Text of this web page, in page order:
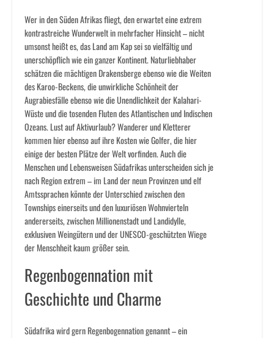
Wer in den Süden Afrikas fliegt, den erwartet eine extrem
kontrastreiche Wunderwelt in mehrfacher Hinsicht – nicht
umsonst heißt es, das Land am Kap sei so vielfältig und
unerschöpflich wie ein ganzer Kontinent. Naturliebhaber
schätzen die mächtigen Drakensberge ebenso wie die Weiten
des Karoo-Beckens, die unwirkliche Schönheit der
Augrabiesfälle ebenso wie die Unendlichkeit der Kalahari-
Wüste und die tosenden Fluten des Atlantischen und Indischen
Ozeans. Lust auf Aktivurlaub? Wanderer und Kletterer
kommen hier ebenso auf ihre Kosten wie Golfer, die hier
einige der besten Plätze der Welt vorfinden. Auch die
Menschen und Lebensweisen Südafrikas unterscheiden sich je
nach Region extrem – im Land der neun Provinzen und elf
Amtssprachen könnte der Unterschied zwischen den
Townships einerseits und den luxuriösen Wohnvierteln
andererseits, zwischen Millionenstadt und Landidylle,
exklusiven Weingütern und der UNESCO-geschützten Wiege
der Menschheit kaum größer sein.
Regenbogennation mit
Geschichte und Charme
Südafrika wird gern Regenbogennation genannt – ein